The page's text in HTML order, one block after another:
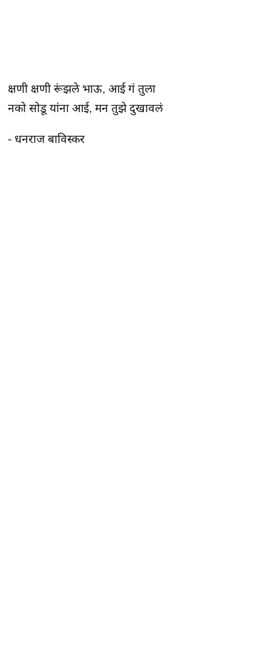
क्षणी क्षणी रूंझले भाऊ, आई गं तुला
नको सोडू यांना आई, मन तुझे दुखावलं
- धनराज बाविस्कर